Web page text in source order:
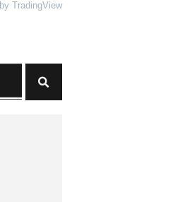
by TradingView